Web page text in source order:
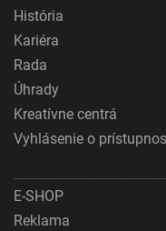
História
Kariéra
Rada
Úhrady
Kreatívne centrá
Vyhlásenie o
E-SHOP
Reklama